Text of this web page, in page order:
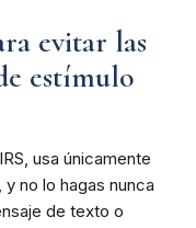
evitar las
estímulo
usa únicamente
, y no lo hagas nunca
de texto o